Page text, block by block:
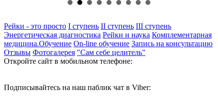
Рейки - это просто I ступень II ступень III ступень
Энергетическая диагностика Рейки и наука Комплементарная
медицина.Обучение On-line обучение Запись на консультацию
Отзывы Фотогалерея "Сам себе целитель"
Откройте сайт в мобильном телефоне:
Подписывайтесь на наш паблик чат в Viber: